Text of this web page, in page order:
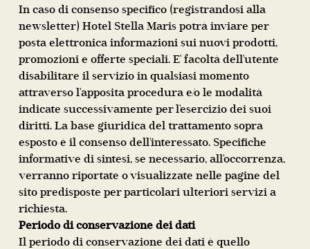
In caso di consenso specifico (registrandosi alla
newsletter) Hotel Stella Maris potrà inviare per
posta elettronica informazioni sui nuovi prodotti,
promozioni e offerte speciali. E' facoltà dell'utente
disabilitare il servizio in qualsiasi momento
attraverso l'apposita procedura e/o le modalità
indicate successivamente per l'esercizio dei suoi
diritti. La base giuridica del trattamento sopra
esposto è il consenso dell'interessato. Specifiche
informative di sintesi, se necessario, all'occorrenza,
verranno riportate o visualizzate nelle pagine del
sito predisposte per particolari ulteriori servizi a
richiesta.
Periodo di conservazione dei dati
Il periodo di conservazione dei dati è quello